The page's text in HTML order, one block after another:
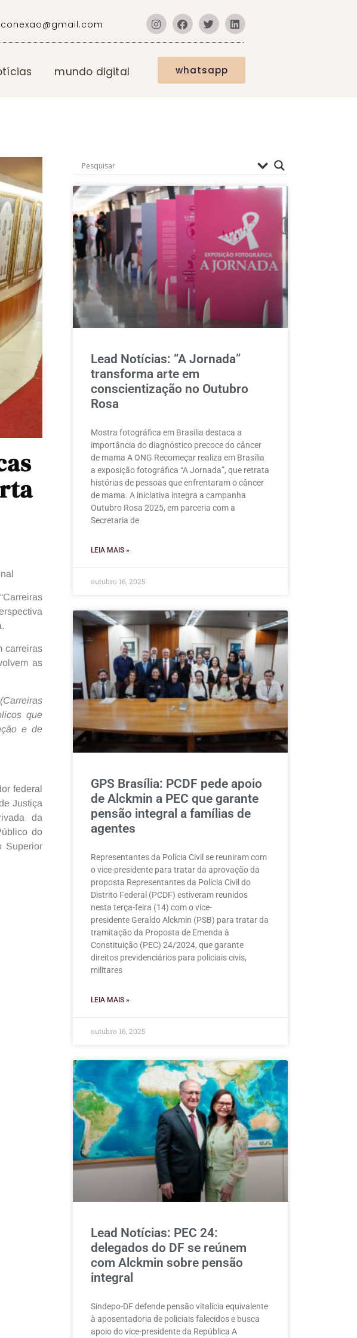
mundo digital whatsapp
carreiras
as
que
e de
federal
Justiça
da
do
Superior
Lead Notícias: “A Jornada”
transforma arte em
conscientização no Outubro
Rosa
Mostra fotográfica em Brasília destaca a
importância do diagnóstico precoce do câncer
de mama A ONG Recomeçar realiza em Brasília
a exposição fotográfica “A Jornada”, que retrata
histórias de pessoas que enfrentaram o câncer
de mama. A iniciativa integra a campanha
Outubro Rosa 2025, em parceria com a
Secretaria de
LEIA MAIS »
outubro 16, 2025
GPS Brasília: PCDF pede apoio
de Alckmin a PEC que garante
pensão integral a famílias de
agentes
Representantes da Polícia Civil se reuniram com
o vice-presidente para tratar da aprovação da
proposta Representantes da Polícia Civil do
Distrito Federal (PCDF) estiveram reunidos
nesta terça-feira (14) com o vice-
presidente Geraldo Alckmin (PSB) para tratar da
tramitação da Proposta de Emenda à
Constituição (PEC) 24/2024, que garante
direitos previdenciários para policiais civis,
militares
LEIA MAIS »
outubro 16, 2025
Lead Notícias: PEC 24:
delegados do DF se reúnem
com Alckmin sobre pensão
integral
Sindepo-DF defende pensão vitalícia equivalente
à aposentadoria de policiais falecidos e busca
apoio do vice-presidente da República A